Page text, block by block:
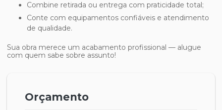
Combine retirada ou entrega com praticidade total;
Conte com equipamentos confiáveis e atendimento
de qualidade.
Sua obra merece um acabamento profissional — alugue
com quem sabe sobre assunto!
Orçamento